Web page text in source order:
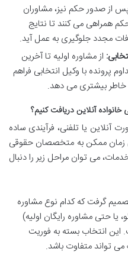
از صدور حکم نیز، مشاوران
همراهی می کنند تا نتایج
مجدد جلوگیری به عمل آید.
از مشاوره اولیه تا آخرین
پرونده با وکیل انتخابی فراهم
خاطر بیشتری می دهد.
آنلاین دریافت کنیم؟
آنلاین یا تلفنی، فرآیندی ساده
زمان ممکن به متخصصان حقوقی
می توان مراحل زیر را دنبال
تصمیم گرفت که کدام نوع مشاوره
یا حتی مشاوره رایگان اولیه)
این انتخاب بسته به فوریت
تواند متفاوت باشد.